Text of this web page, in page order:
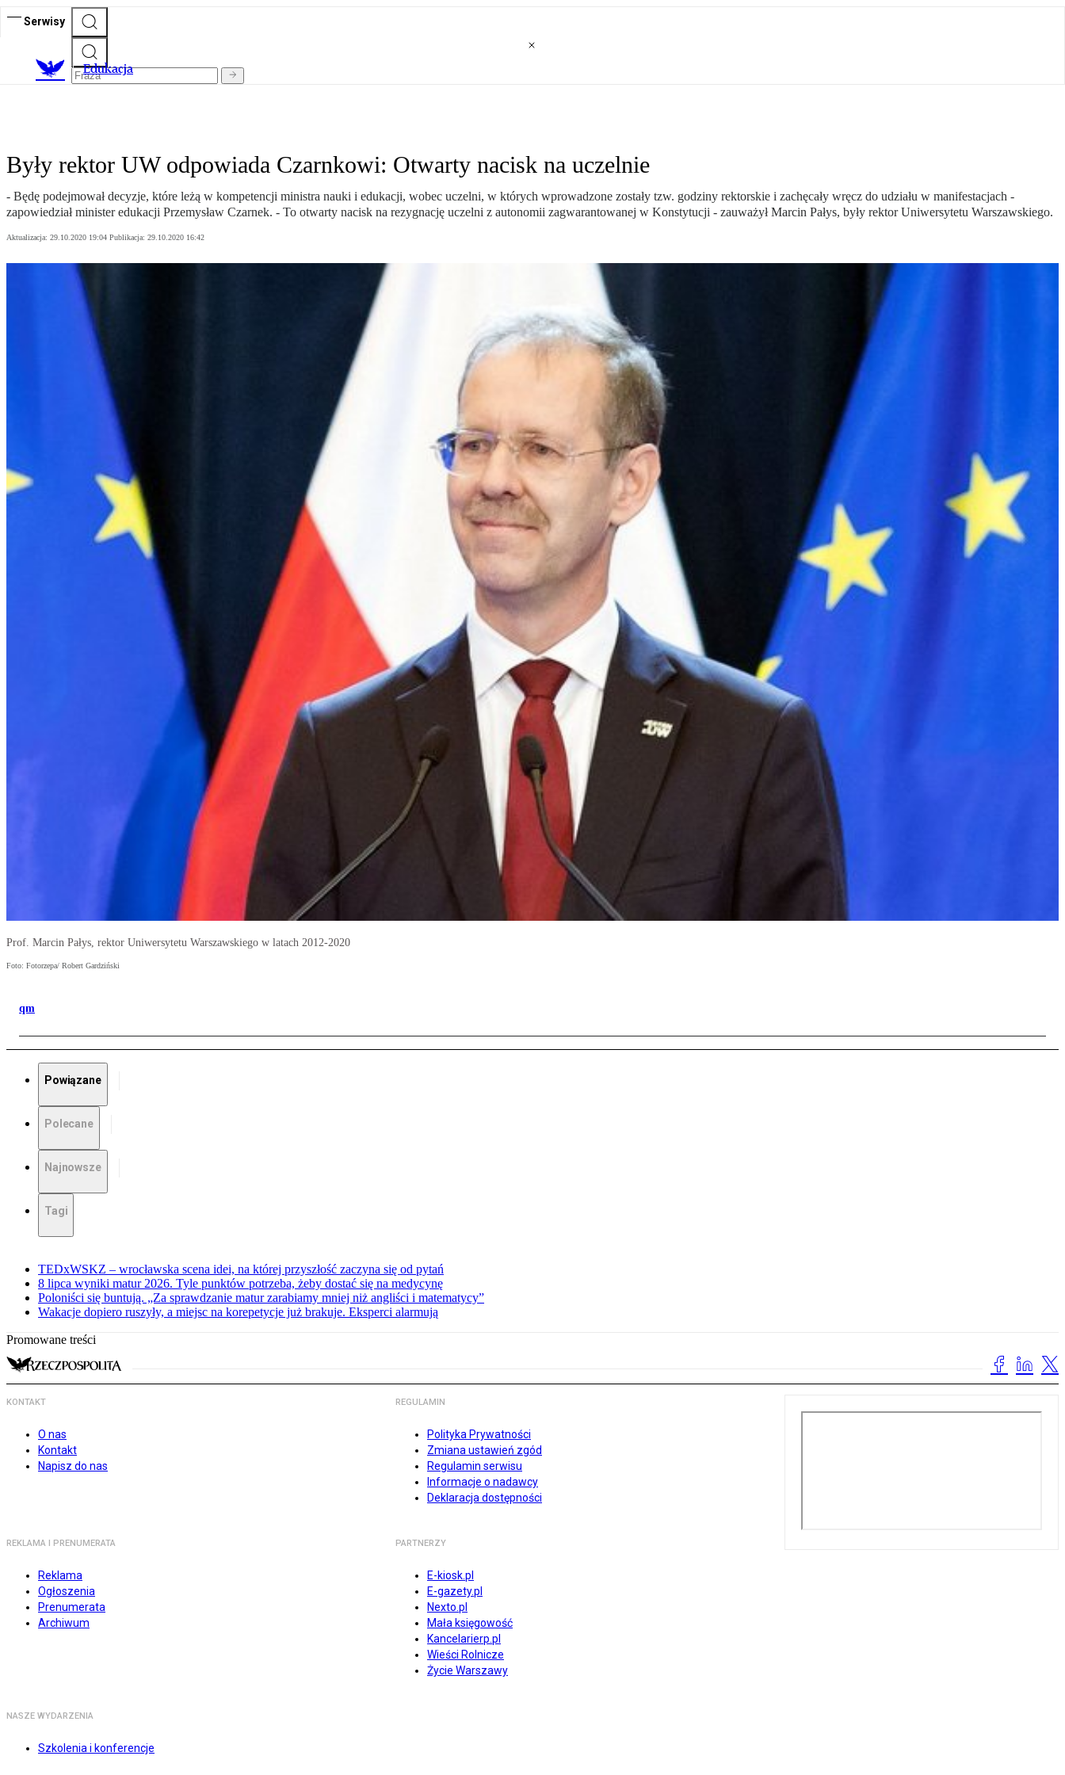
Serwisy
Edukacja
Były rektor UW odpowiada Czarnkowi: Otwarty nacisk na uczelnie
- Będę podejmował decyzje, które leżą w kompetencji ministra nauki i edukacji, wobec uczelni, w których wprowadzone zostały tzw. godziny rektorskie i zachęcały wręcz do udziału w manifestacjach -
zapowiedział minister edukacji Przemysław Czarnek. - To otwarty nacisk na rezygnację uczelni z autonomii zagwarantowanej w Konstytucji - zauważył Marcin Pałys, były rektor Uniwersytetu Warszawskiego.
Aktualizacja: 29.10.2020 19:04 Publikacja: 29.10.2020 16:42
Prof. Marcin Pałys, rektor Uniwersytetu Warszawskiego w latach 2012-2020
Foto: Fotorzepa/ Robert Gardziński
qm
Powiązane
Polecane
Najnowsze
Tagi
TEDxWSKZ – wrocławska scena idei, na której przyszłość zaczyna się od pytań
8 lipca wyniki matur 2026. Tyle punktów potrzeba, żeby dostać się na medycynę
Poloniści się buntują. „Za sprawdzanie matur zarabiamy mniej niż angliści i matematycy”
Wakacje dopiero ruszyły, a miejsc na korepetycje już brakuje. Eksperci alarmują
Promowane treści
KONTAKT
O nas
Kontakt
Napisz do nas
REGULAMIN
Polityka Prywatności
Zmiana ustawień zgód
Regulamin serwisu
Informacje o nadawcy
Deklaracja dostępności
REKLAMA I PRENUMERATA
Reklama
Ogłoszenia
Prenumerata
Archiwum
PARTNERZY
E-kiosk.pl
E-gazety.pl
Nexto.pl
Mała księgowość
Kancelarierp.pl
Wieści Rolnicze
Życie Warszawy
NASZE WYDARZENIA
Szkolenia i konferencje